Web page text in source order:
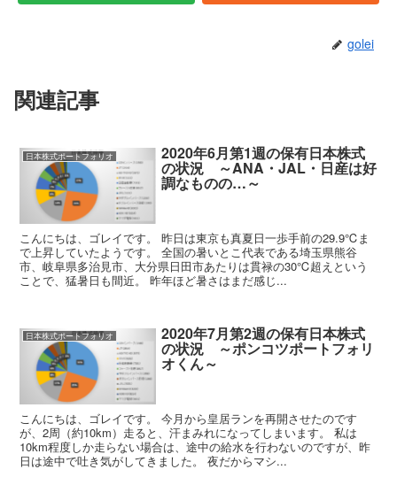
golei
関連記事
日本株式ポートフォリオ 2020年6月第1週の保有日本株式
の状況 ～ANA・JAL・日産は好
調なものの…～
こんにちは、ゴレイです。 昨日は東京も真夏日一歩手前の29.9℃ま
で上昇していたようです。 全国の暑いとこ代表である埼玉県熊谷
市、岐阜県多治見市、大分県日田市あたりは貫禄の30℃超えという
ことで、猛暑日も間近。 昨年ほど暑さはまだ感じ...
日本株式ポートフォリオ 2020年7月第2週の保有日本株式
の状況 ～ポンコツポートフォリ
オくん～
こんにちは、ゴレイです。 今月から皇居ランを再開させたのです
が、2周（約10km）走ると、汗まみれになってしまいます。 私は
10km程度しか走らない場合は、途中の給水を行わないのですが、昨
日は途中で吐き気がしてきました。 夜だからマシ...